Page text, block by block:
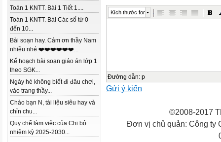
Toán 1 KNTT. Bài 1 Tiết 1....
Toán 1 KNTT. Bài Các số từ 0
đến 10...
Bài soạn hay. Cảm ơn thầy Nam
nhiều nhé ❤️❤️❤️❤️❤️❤️...
Kế hoạch bài soạn giáo án lớp 1
theo SGK...
Ngày hè không biết đi đâu chơi,
vào trang thầy...
Chào bạn N, tài liệu siêu hay và
chỉn chu...
Quy chế làm việc của Chi bộ
nhiệm kỳ 2025-2030...
Kích thước font
Đường dẫn: p
Gửi ý kiến
©2008-2017
Đơn vị chủ quản: Công ty